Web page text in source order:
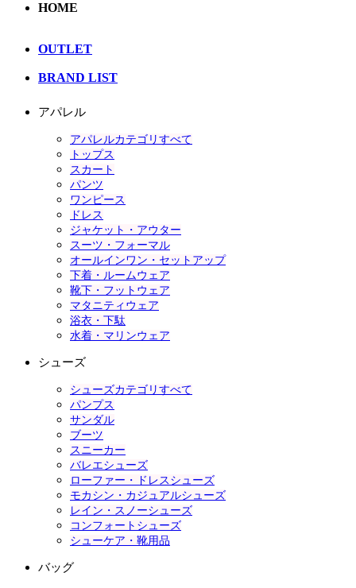
HOME
OUTLET
BRAND LIST
アパレル
アパレルカテゴリすべて
トップス
スカート
パンツ
ワンピース
ドレス
ジャケット・アウター
スーツ・フォーマル
オールインワン・セットアップ
下着・ルームウェア
靴下・フットウェア
マタニティウェア
浴衣・下駄
水着・マリンウェア
シューズ
シューズカテゴリすべて
パンプス
サンダル
ブーツ
スニーカー
バレエシューズ
ローファー・ドレスシューズ
モカシン・カジュアルシューズ
レイン・スノーシューズ
コンフォートシューズ
シューケア・靴用品
バッグ